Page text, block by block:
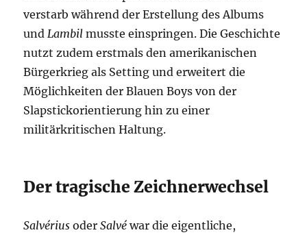
verstarb während der Erstellung des Albums
undLambil musste einspringen. Die Geschichte
nutzt zudem erstmals den amerikanischen
Bürgerkrieg als Setting und erweitert die
Möglichkeiten der Blauen Boys von der
Slapstickorientierung hin zu einer
militärkritischen Haltung.
Der tragische Zeichnerwechsel
Salvérius oderSalvé war die eigentliche,